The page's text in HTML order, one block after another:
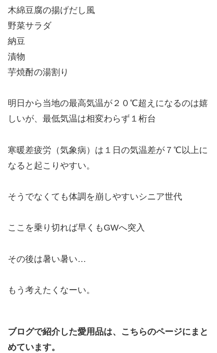
木綿豆腐の揚げだし風
野菜サラダ
納豆
漬物
芋焼酎の湯割り
明日から当地の最高気温が２０℃超えになるのは嬉
しいが、最低気温は相変わらず１桁台
寒暖差疲労（気象病）は１日の気温差が７℃以上に
なると起こりやすい。
そうでなくても体調を崩しやすいシニア世代
ここを乗り切れば早くもGWへ突入
その後は暑い暑い…
もう考えたくなーい。
ブログで紹介した愛用品は、こちらのページにまと
めています。